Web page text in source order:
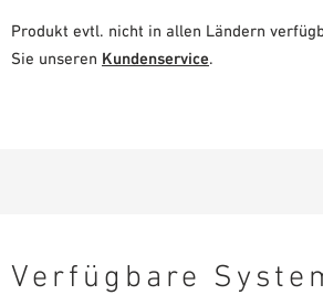
Produkt evtl. nicht in allen Ländern
Sie unseren Kundenservice.
Verfügbare